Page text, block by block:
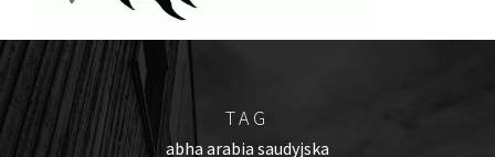
TAG
abha arabia saudyjska